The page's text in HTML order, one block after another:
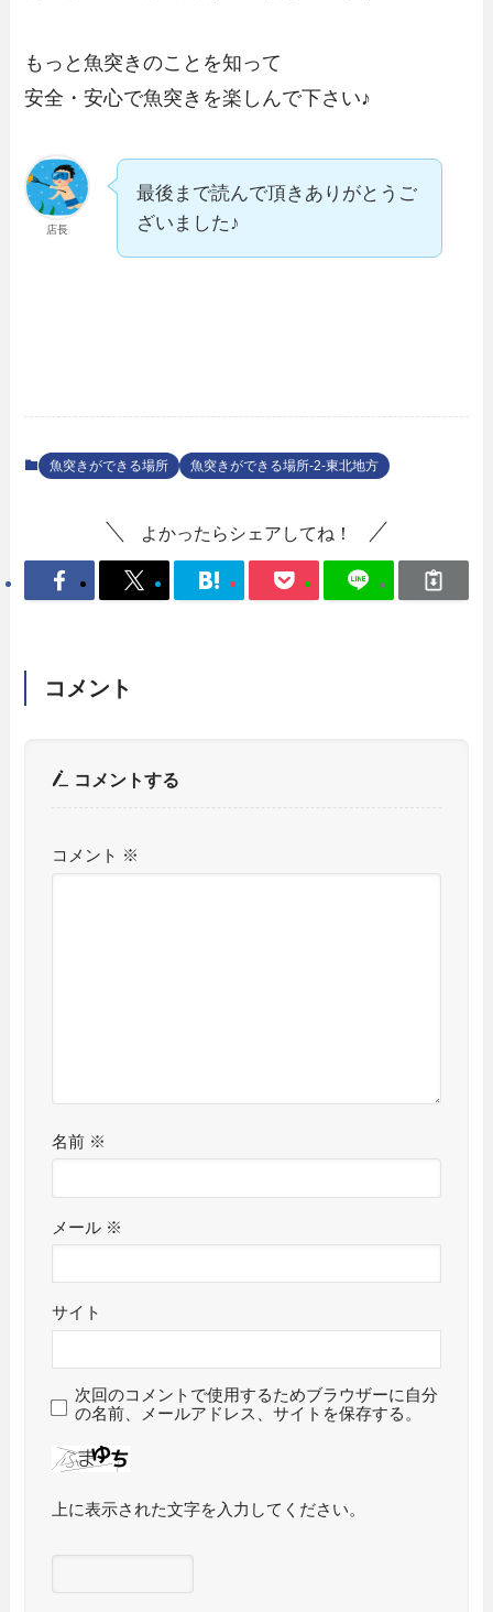
もっと魚突きのことを知って
安全・安心で魚突きを楽しんで下さい♪
店長
最後まで読んで頂きありがとうご
ざいました♪
魚突きができる場所 魚突きができる場所-2-東北地方
よかったらシェアしてね！
コメント
コメントする
コメント ※
名前 ※
メール ※
サイト
次回のコメントで使用するためブラウザーに自分
の名前、メールアドレス、サイトを保存する。
上に表示された文字を入力してください。